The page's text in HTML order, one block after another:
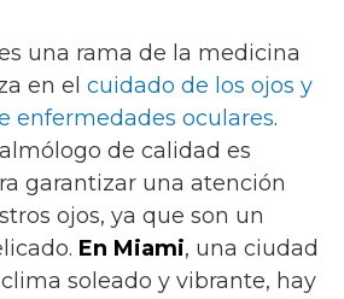
una rama de la medicina
en el cuidado de los ojos y
enfermedades oculares.
de calidad es
garantizar una atención
ojos, ya que son un
En Miami, una ciudad
soleado y vibrante, hay